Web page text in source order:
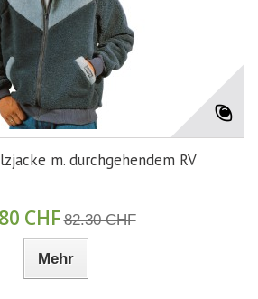
m. durchgehendem RV
CHF 82.30 CHF
Mehr